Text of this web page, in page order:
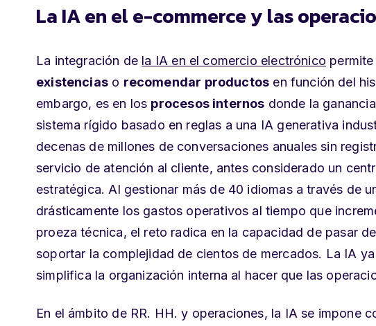
La IA en el e-commerce y las
La integración de la IA en el comercio electrónico
existenciaso recomendar productos en función del
embargo, es en los procesos internos donde la
sistema rígido basado en reglas a una IA generativa
decenas de millones de conversaciones anuales sin
servicio de atención al cliente, antes considerado un
estratégica. Al gestionar más de 40 idiomas a través de
drásticamente los gastos operativos al tiempo que
proeza técnica, el reto radica en la capacidad de pasar
soportar la complejidad de cientos de mercados. La IA
simplifica la organización interna al hacer que las
En el ámbito de RR. HH. y operaciones, la IA se impone